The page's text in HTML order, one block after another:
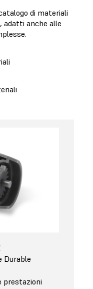
di materiali
adatti anche alle
Durable
prestazioni